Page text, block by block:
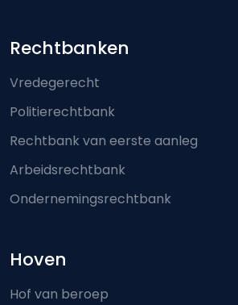
Footer-menu
Rechtbanken
Vredegerecht
Politierechtbank
Rechtbank van eerste aanleg
Arbeidsrechtbank
Ondernemingsrechtbank
Hoven
Hof van beroep